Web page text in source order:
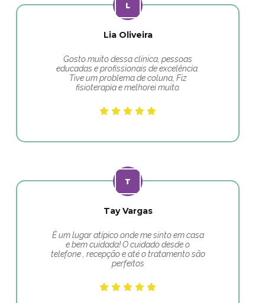
Lia Oliveira
Gosto muito dessa clínica, pessoas
educadas e profissionais de excelência.
Tive um problema de coluna, Fiz
fisioterapia e melhorei muito.
Tay Vargas
É um lugar atípico onde me sinto em casa
e bem cuidada! O cuidado desde o
telefone , recepção e até o tratamento são
perfeitos